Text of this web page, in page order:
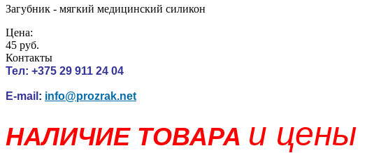
Загубник - мягкий медицинский силикон
Цена:
45 руб.
Контакты
Тел: +375 29 911 24 04
E-mail : info@prozrak.net
НАЛИЧИЕ ТОВАРА и цены